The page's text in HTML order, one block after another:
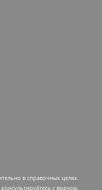
в справочных целях.
c врачом.